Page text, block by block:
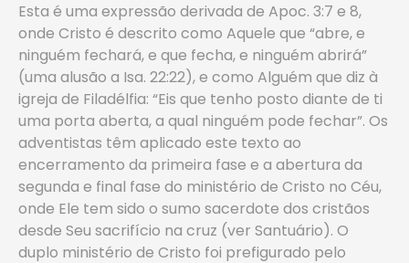
Esta é uma expressão derivada de Apoc. 3:7 e 8,
onde Cristo é descrito como Aquele que “abre, e
ninguém fechará, e que fecha, e ninguém abrirá”
(uma alusão a Isa. 22:22), e como Alguém que diz à
igreja de Filadélfia: “Eis que tenho posto diante de ti
uma porta aberta, a qual ninguém pode fechar”. Os
adventistas têm aplicado este texto ao
encerramento da primeira fase e a abertura da
segunda e final fase do ministério de Cristo no Céu,
onde Ele tem sido o sumo sacerdote dos cristãos
desde Seu sacrifício na cruz (ver Santuário). O
duplo ministério de Cristo foi prefigurado pelo